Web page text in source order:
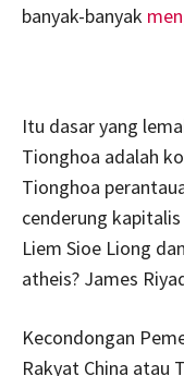
banyak-banyak
Itu dasar yang
Tionghoa adalah
Tionghoa
cenderung
Liem Sioe Liong
atheis? James
Kecondongan
Rakyat China atau